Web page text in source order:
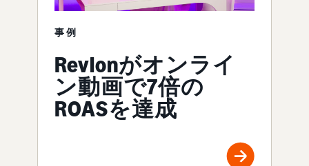
事例
Revlonがオンライ
ン動画で7倍の
ROASを達成